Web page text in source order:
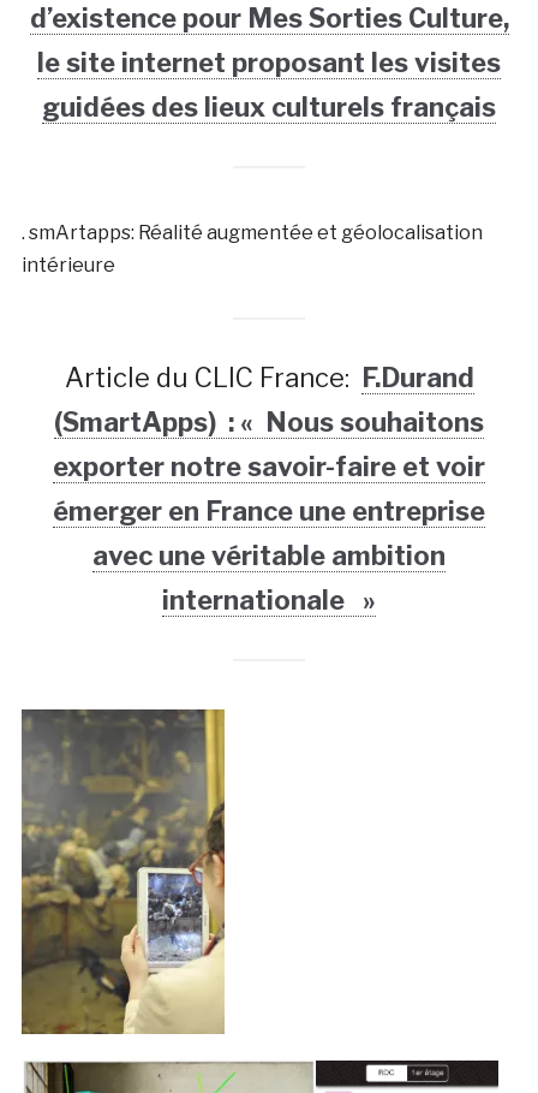
d’existence pour Mes Sorties Culture,
le site internet proposant les visites
guidées des lieux culturels français
. smArtapps: Réalité augmentée et géolocalisation
intérieure
Article du CLIC France: F.Durand
(SmartApps) : « Nous souhaitons
exporter notre savoir-faire et voir
émerger en France une entreprise
avec une véritable ambition
internationale »